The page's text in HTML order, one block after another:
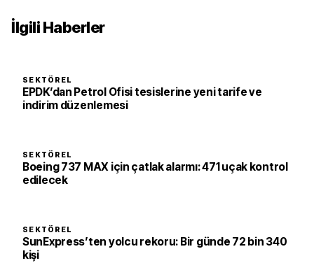
İlgili Haberler
SEKTÖREL
EPDK’dan Petrol Ofisi tesislerine yeni tarife ve
indirim düzenlemesi
SEKTÖREL
Boeing 737 MAX için çatlak alarmı: 471 uçak kontrol
edilecek
SEKTÖREL
SunExpress’ten yolcu rekoru: Bir günde 72 bin 340
kişi